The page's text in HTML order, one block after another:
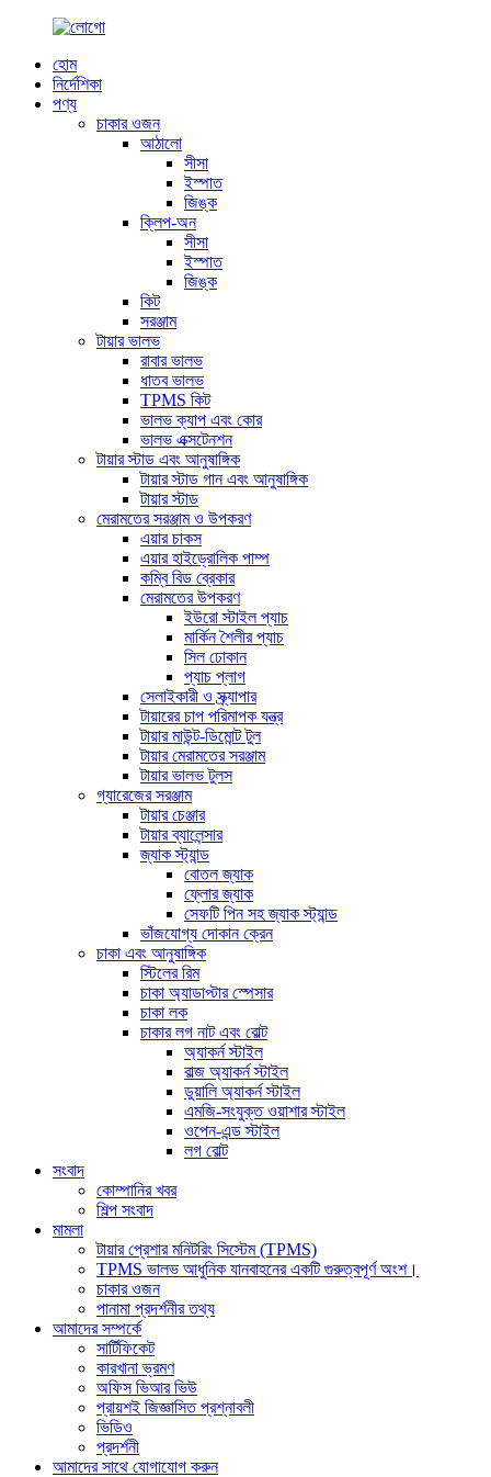
হোম
নির্দেশিকা
পণ্য
চাকার ওজন
আঠালো
সীসা
ইস্পাত
জিঙ্ক
ক্লিপ-অন
সীসা
ইস্পাত
জিঙ্ক
কিট
সরঞ্জাম
টায়ার ভালভ
রাবার ভালভ
ধাতব ভালভ
TPMS কিট
ভালভ ক্যাপ এবং কোর
ভালভ এক্সটেনশন
টায়ার স্টাড এবং আনুষাঙ্গিক
টায়ার স্টাড গান এবং আনুষাঙ্গিক
টায়ার স্টাড
মেরামতের সরঞ্জাম ও উপকরণ
এয়ার চাকস
এয়ার হাইড্রোলিক পাম্প
কম্বি বিড ব্রেকার
মেরামতের উপকরণ
ইউরো স্টাইল প্যাচ
মার্কিন শৈলীর প্যাচ
সিল ঢোকান
প্যাচ প্লাগ
সেলাইকারী ও স্ক্র্যাপার
টায়ারের চাপ পরিমাপক যন্ত্র
টায়ার মাউন্ট-ডিমোন্ট টুল
টায়ার মেরামতের সরঞ্জাম
টায়ার ভালভ টুলস
গ্যারেজের সরঞ্জাম
টায়ার চেঞ্জার
টায়ার ব্যালেন্সার
জ্যাক স্ট্যান্ড
বোতল জ্যাক
ফ্লোর জ্যাক
সেফটি পিন সহ জ্যাক স্ট্যান্ড
ভাঁজযোগ্য দোকান ক্রেন
চাকা এবং আনুষাঙ্গিক
স্টিলের রিম
চাকা অ্যাডাপ্টার স্পেসার
চাকা লক
চাকার লগ নাট এবং বোল্ট
অ্যাকর্ন স্টাইল
বাল্জ অ্যাকর্ন স্টাইল
ডুয়ালি অ্যাকর্ন স্টাইল
এমজি-সংযুক্ত ওয়াশার স্টাইল
ওপেন-এন্ড স্টাইল
লগ বোল্ট
সংবাদ
কোম্পানির খবর
শিল্প সংবাদ
মামলা
টায়ার প্রেশার মনিটরিং সিস্টেম (TPMS)
TPMS ভালভ আধুনিক যানবাহনের একটি গুরুত্বপূর্ণ অংশ।
চাকার ওজন
পানামা প্রদর্শনীর তথ্য
আমাদের সম্পর্কে
সার্টিফিকেট
কারখানা ভ্রমণ
অফিস ভিআর ভিউ
প্রায়শই জিজ্ঞাসিত প্রশ্নাবলী
ভিডিও
প্রদর্শনী
আমাদের সাথে যোগাযোগ করুন